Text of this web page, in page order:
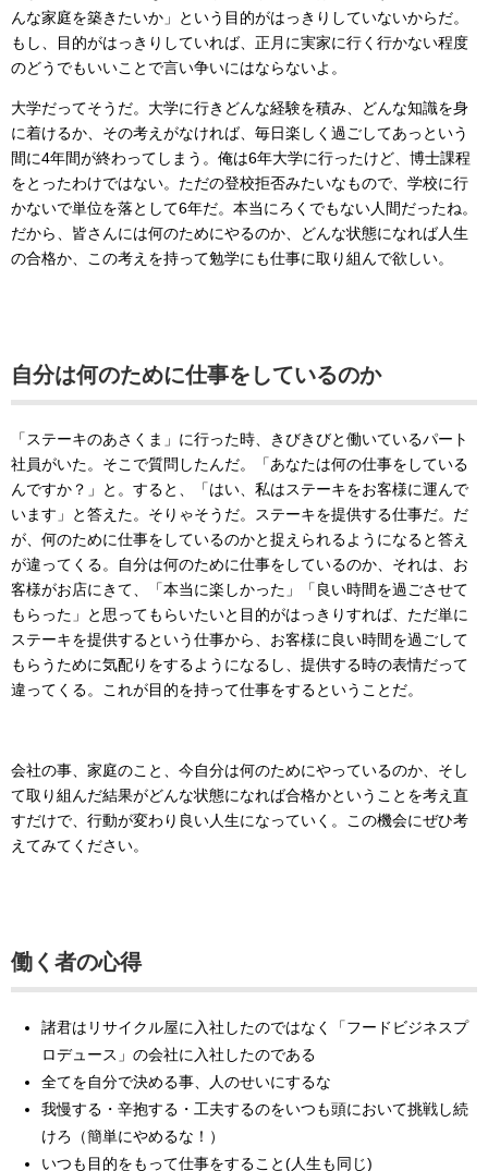
んな家庭を築きたいか」という目的がはっきりしていないからだ。
もし、目的がはっきりしていれば、正月に実家に行く行かない程度
のどうでもいいことで言い争いにはならないよ。
大学だってそうだ。大学に行きどんな経験を積み、どんな知識を身
に着けるか、その考えがなければ、毎日楽しく過ごしてあっという
間に4年間が終わってしまう。俺は6年大学に行ったけど、博士課程
をとったわけではない。ただの登校拒否みたいなもので、学校に行
かないで単位を落として6年だ。本当にろくでもない人間だったね。
だから、皆さんには何のためにやるのか、どんな状態になれば人生
の合格か、この考えを持って勉学にも仕事に取り組んで欲しい。
自分は何のために仕事をしているのか
「ステーキのあさくま」に行った時、きびきびと働いているパート
社員がいた。そこで質問したんだ。「あなたは何の仕事をしている
んですか？」と。すると、「はい、私はステーキをお客様に運んで
います」と答えた。そりゃそうだ。ステーキを提供する仕事だ。だ
が、何のために仕事をしているのかと捉えられるようになると答え
が違ってくる。自分は何のために仕事をしているのか、それは、お
客様がお店にきて、「本当に楽しかった」「良い時間を過ごさせて
もらった」と思ってもらいたいと目的がはっきりすれば、ただ単に
ステーキを提供するという仕事から、お客様に良い時間を過ごして
もらうために気配りをするようになるし、提供する時の表情だって
違ってくる。これが目的を持って仕事をするということだ。
会社の事、家庭のこと、今自分は何のためにやっているのか、そし
て取り組んだ結果がどんな状態になれば合格かということを考え直
すだけで、行動が変わり良い人生になっていく。この機会にぜひ考
えてみてください。
働く者の心得
諸君はリサイクル屋に入社したのではなく「フードビジネスプ
ロデュース」の会社に入社したのである
全てを自分で決める事、人のせいにするな
我慢する・辛抱する・工夫するのをいつも頭において挑戦し続
けろ（簡単にやめるな！）
いつも目的をもって仕事をすること(人生も同じ)